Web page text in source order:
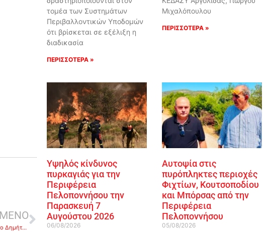
Αντιπρόεδρος στη ΔΕΥΑΑΡ-Μ ο Νίκος Γκαβούνος-Το «ευχαριστώ» στο Δημήτρη Καμπόσο
τομέα των Συστημάτων
Περιβαλλοντικών Υποδομών
ότι βρίσκεται σε εξέλιξη η
διαδικασία
ΠΕΡΙΣΣΟΤΕΡΑ »
Μιχαλόπουλου
ΠΕΡΙΣΣΟΤΕΡΑ »
Υψηλός κίνδυνος
πυρκαγιάς για την
Περιφέρεια
Πελοποννήσου την
Παρασκευή 7
Αυγούστου 2026
06/08/2026
Αυτοψία στις
πυρόπληκτες περιοχές
Φιχτίων, Κουτσοποδίου
και Μπόρσας από την
Περιφέρεια
Πελοποννήσου
05/08/2026